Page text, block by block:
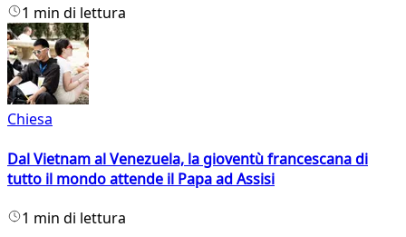
1 min di lettura
Chiesa
Dal Vietnam al Venezuela, la gioventù francescana di
tutto il mondo attende il Papa ad Assisi
1 min di lettura